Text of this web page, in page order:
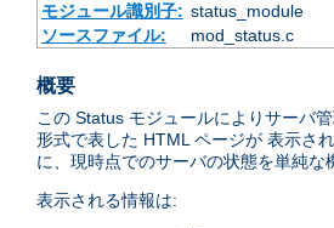
モジュール識別子: status_module
ソースファイル:
mod_status.c
概要
この Status モジュールによりサーバ
形式で表した HTML ページが 表示さ
に、現時点でのサーバの状態を単純な
表示される情報は: